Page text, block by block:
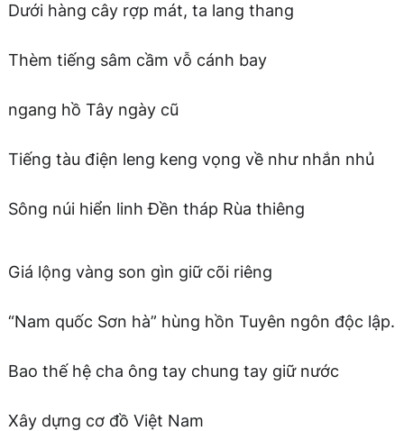
Dưới hàng cây rợp mát, ta lang thang
Thèm tiếng sâm cầm vỗ cánh bay
ngang hồ Tây ngày cũ
Tiếng tàu điện leng keng vọng về như nhắn nhủ
Sông núi hiển linh Đền tháp Rùa thiêng
Giá lộng vàng son gìn giữ cõi riêng
“Nam quốc Sơn hà” hùng hồn Tuyên ngôn độc lập.
Bao thế hệ cha ông tay chung tay giữ nước
Xây dựng cơ đồ Việt Nam